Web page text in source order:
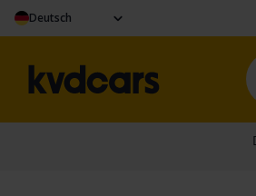
Deutsch